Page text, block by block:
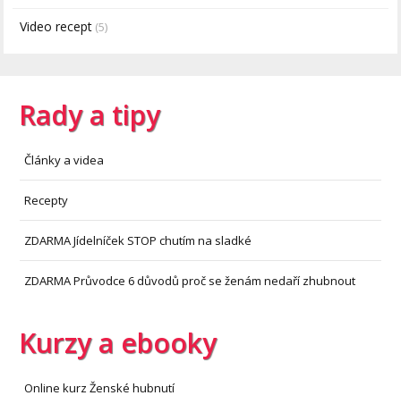
Video recept (5)
Rady a tipy
Články a videa
Recepty
ZDARMA Jídelníček STOP chutím na sladké
ZDARMA Průvodce 6 důvodů proč se ženám nedaří zhubnout
Kurzy a ebooky
Online kurz Ženské hubnutí